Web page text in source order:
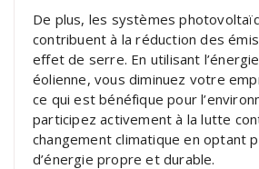
De plus, les systèmes
contribuent à la réduction des
effet de serre. En utilisant
éolienne, vous diminuez votre
ce qui est bénéfique pour
participez activement à la lutte
changement climatique en optant
d’énergie propre et durable.